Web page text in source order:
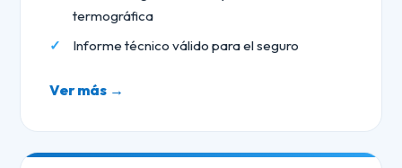
termográfica
Informe técnico válido para el seguro
Ver más →